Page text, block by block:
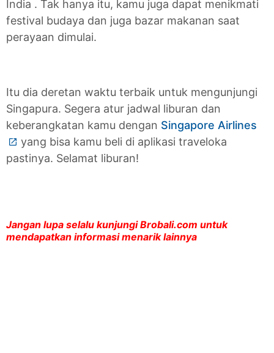
India . Tak hanya itu, kamu juga dapat menikmati
festival budaya dan juga bazar makanan saat
perayaan dimulai.
Itu dia deretan waktu terbaik untuk mengunjungi
Singapura. Segera atur jadwal liburan dan
keberangkatan kamu dengan Singapore Airlines
yang bisa kamu beli di aplikasi traveloka
pastinya. Selamat liburan!
Jangan lupa selalu kunjungi Brobali.com untuk
mendapatkan informasi menarik lainnya